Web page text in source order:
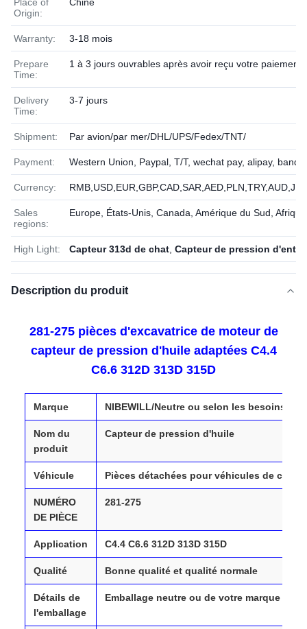
Origin:
Warranty: 3-18 mois
Prepare
Time:
1 à 3 jours ouvrables après avoir reçu votre paiement
Delivery
Time:
3-7 jours
Shipment: Par avion/par mer/DHL/UPS/Fedex/TNT/
Payment: Western Union, Paypal, T/T, wechat pay, alipay,
Currency:
Sales
regions:
Europe, États-Unis, Canada, Amérique du Sud,
High Light: Capteur 313d de chat Capteur de pression
Description du produit
281-275 pièces d'excavatrice de moteur de
capteur de pression d'huile adaptées C4.4
C6.6 312D 313D 315D
Marque NIBEWILL/Neutre ou selon les besoins
Nom du
produit
Capteur de pression d'huile
Véhicule Pièces détachées pour véhicules de
NUMÉRO
DE PIÈCE
281-275
Application C4.4 C6.6 312D 313D 315D
Qualité Bonne qualité et qualité normale
Détails de
l'emballage
Emballage neutre ou de votre marque